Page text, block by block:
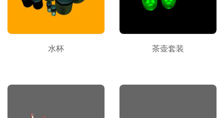
水杯 茶壶套装